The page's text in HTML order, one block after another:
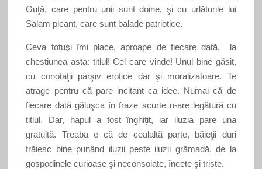
Guţă, care pentru unii sunt doine, şi cu urlăturile lui
Salam picant, care sunt balade patriotice.
Ceva totuşi îmi place, aproape de fiecare dată, la
chestiunea asta: titlul! Cel care vinde! Unul bine găsit,
cu conotaţii parşiv erotice dar şi moralizatoare. Te
atrage pentru că pare incitant ca idee. Numai că de
fiecare dată găluşca în fraze scurte n-are legătură cu
titlul. Dar, hapul a fost înghiţit, iar iluzia pare una
gratuită. Treaba e că de cealaltă parte, băieţii duri
trăiesc bine punând iluzii peste iluzii grămadă, de la
gospodinele curioase şi neconsolate, încete şi triste.